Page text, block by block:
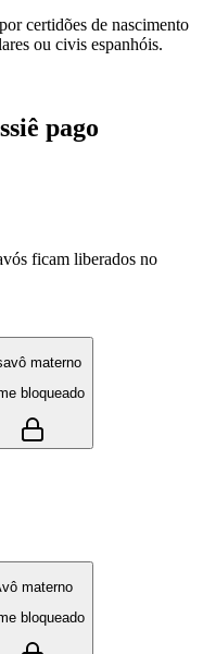
certidões de nascimento
ou civis espanhóis.
pago
ficam liberados no
materno
bloqueado
materno
bloqueado